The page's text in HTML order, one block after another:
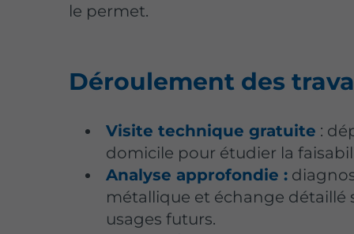
le permet.
Déroulement des
Visite technique gratuite :
domicile pour étudier la
Analyse approfondie :
métallique et échange détaillé
usages futurs.